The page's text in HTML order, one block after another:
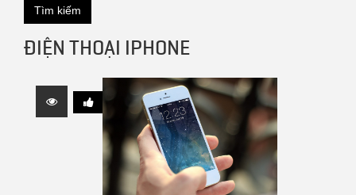
Tìm kiếm
ĐIỆN THOẠI IPHONE